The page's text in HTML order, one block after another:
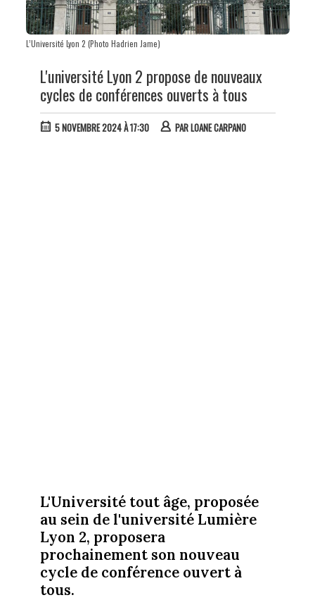
L’Université Lyon 2 (Photo Hadrien Jame)
L'université Lyon 2 propose de nouveaux
cycles de conférences ouverts à tous
5 NOVEMBRE 2024 À 17:30 PARLOANE CARPANO
L'Université tout âge, proposée
au sein de l'université Lumière
Lyon 2, proposera
prochainement son nouveau
cycle de conférence ouvert à
tous.